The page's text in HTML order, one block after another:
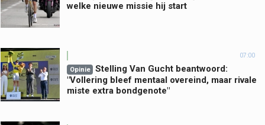
welke nieuwe missie hij start
07:00
Opinie
Stelling Van Gucht beantwoord:
"Vollering bleef mentaal overeind, maar rivale
miste extra bondgenote"